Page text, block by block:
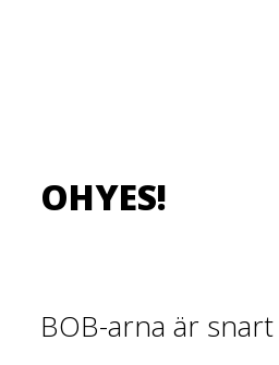
OHYES!
BOB-arna är